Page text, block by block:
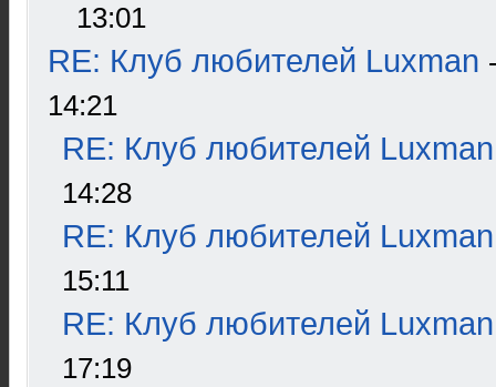
13:01
RE: Клуб любителей Luxman
14:21
RE: Клуб любителей Luxman
14:28
RE: Клуб любителей Luxman
15:11
RE: Клуб любителей Luxman
17:19